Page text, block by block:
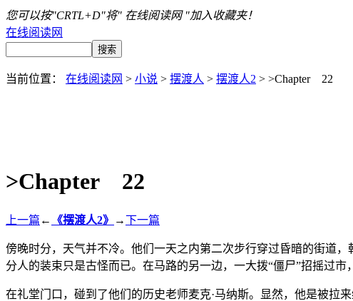
您可以按"CRTL+D"将" 在线阅读网 "加入收藏夹！
在线阅读网
当前位置： 在线阅读网 > 小说 > 摆渡人 > 摆渡人2 > >Chapter 22
>Chapter 22
上一篇 ← 《摆渡人2》 →下一篇
傍晚时分，天气并不冷。他们一天之内第二次步行穿过昏暗的街道
分人的装束只是古怪而已。在马路的另一边，一大拨“僵尸”招摇过
在礼堂门口，碰到了他们的历史老师麦克·马纳斯。显然，他是被拉